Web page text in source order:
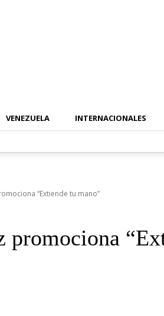
VENEZUELA INTERNACIONALES
“Extiende tu mano”
promociona